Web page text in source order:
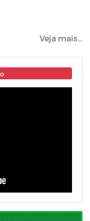
Veja mais...